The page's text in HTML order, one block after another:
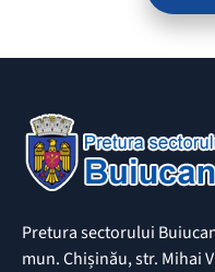
Pretura sectorului
mun. Chișinău, str. Mihai